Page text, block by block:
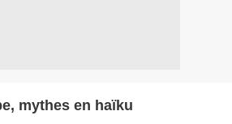
mythes en haïku